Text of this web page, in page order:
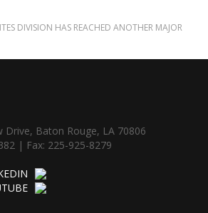
DIVISION HAS REACHED ANOTHER MAJOR
Drive, Baton Rouge, LA 70806
| Fax: 225-925-8279